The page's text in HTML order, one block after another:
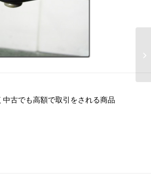
古でも高額で取引をされる商品